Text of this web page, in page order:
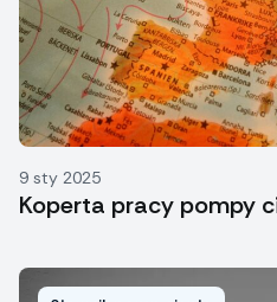
9 sty 2025
Koperta pracy pompy